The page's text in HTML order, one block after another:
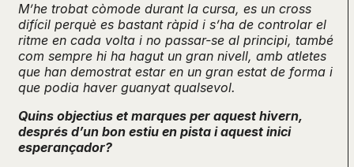
M’he trobat còmode durant la cursa, es un cross
difícil perquè es bastant ràpid i s’ha de controlar el
ritme en cada volta i no passar-se al principi, també
com sempre hi ha hagut un gran nivell, amb atletes
que han demostrat estar en un gran estat de forma i
que podia haver guanyat qualsevol.
Quins objectius et marques per aquest hivern,
després d’un bon estiu en pista i aquest inici
esperançador?